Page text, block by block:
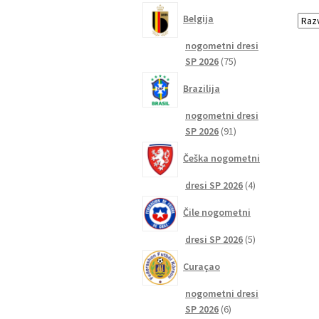
Belgija
nogometni dresi
SP 2026 7575
Brazilija
nogometni dresi
SP 2026 9191
Češka nogometni
dresi SP 2026 44
Čile nogometni
dresi SP 2026 55
Curaçao
nogometni dresi
SP 2026 66